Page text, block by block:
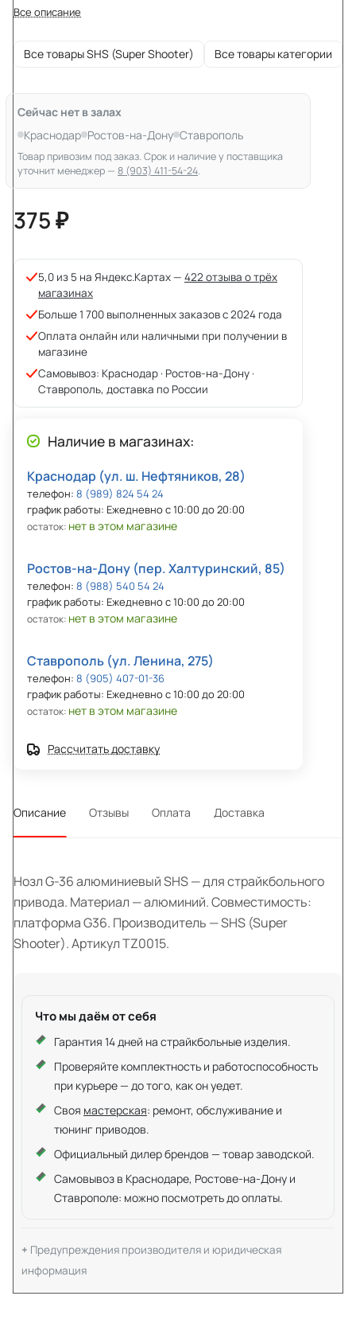
Все описание
Все товары SHS (Super Shooter) Все товары категории
Сейчас нет в залах
Краснодар Ростов-на-Дону Ставрополь
Товар привозим под заказ. Срок и наличие у поставщика
уточнит менеджер — 8 (903) 411-54-24.
375 ₽
5,0 из 5 на Яндекс.Картах — 422 отзыва о трёх
магазинах
Больше 1 700 выполненных заказов с 2024 года
Оплата онлайн или наличными при получении в
магазине
Самовывоз: Краснодар · Ростов-на-Дону ·
Ставрополь, доставка по России
Наличие в магазинах:
Краснодар (ул. ш. Нефтяников, 28)
телефон: 8 (989) 824 54 24
график работы: Ежедневно с 10:00 до 20:00
остаток: нет в этом магазине
Ростов-на-Дону (пер. Халтуринский, 85)
телефон: 8 (988) 540 54 24
график работы: Ежедневно с 10:00 до 20:00
остаток: нет в этом магазине
Ставрополь (ул. Ленина, 275)
телефон: 8 (905) 407-01-36
график работы: Ежедневно с 10:00 до 20:00
остаток: нет в этом магазине
Рассчитать доставку
Описание Отзывы Оплата Доставка
Нозл G-36 алюминиевый SHS — для страйкбольного
привода. Материал — алюминий. Совместимость:
платформа G36. Производитель — SHS (Super
Shooter). Артикул TZ0015.
Что мы даём от себя
Гарантия 14 дней на страйкбольные изделия.
Проверяйте комплектность и работоспособность
при курьере — до того, как он уедет.
Своя мастерская: ремонт, обслуживание и
тюнинг приводов.
Официальный дилер брендов — товар заводской.
Самовывоз в Краснодаре, Ростове-на-Дону и
Ставрополе: можно посмотреть до оплаты.
Предупреждения производителя и юридическая
информация